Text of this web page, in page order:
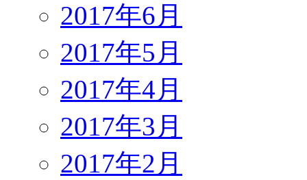
2017年6月
2017年5月
2017年4月
2017年3月
2017年2月